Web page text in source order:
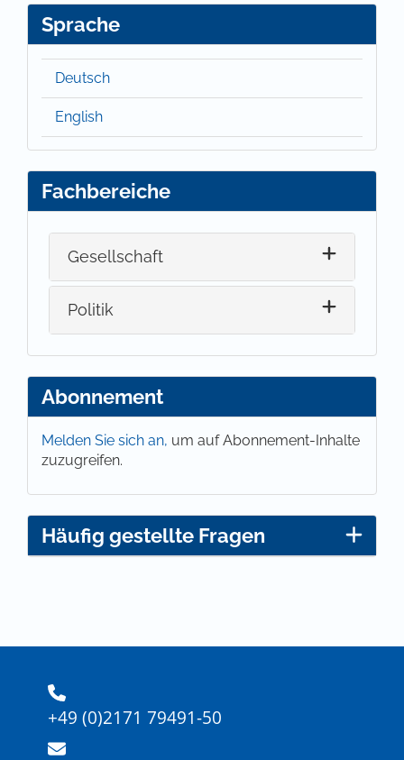
Sprache
Deutsch
English
Fachbereiche
Gesellschaft
Politik
Abonnement
Melden Sie sich an, um auf Abonnement-Inhalte
zuzugreifen.
Häufig gestellte Fragen
+49 (0)2171 79491-50